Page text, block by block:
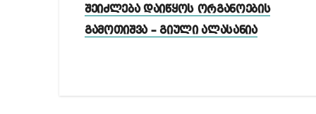
ნავიგაცია
შეიძლება დაიწყოს ორგანოების
გამოთიშვა – გიული ალასანია